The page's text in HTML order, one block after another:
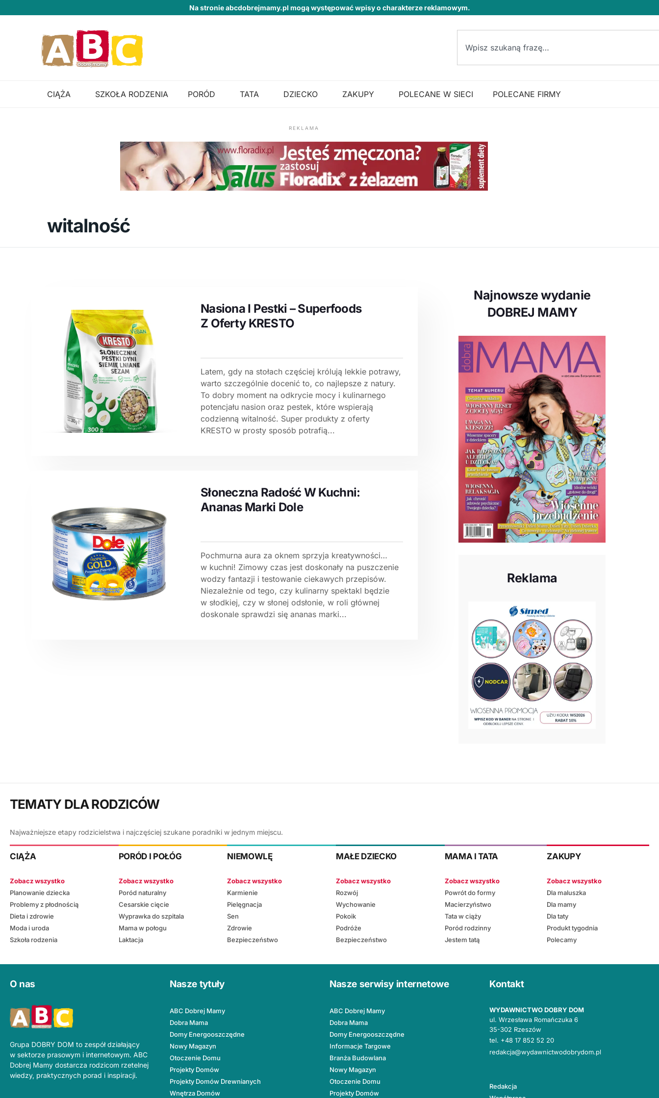
Na stronie abcdobrejmamy.pl mogą występować wpisy o charakterze reklamowym.
CIĄŻA SZKOŁA RODZENIA PORÓD TATA DZIECKO ZAKUPY POLECANE W SIECI POLECANE FIRMY
REKLAMA
witalność
Nasiona I Pestki – Superfoods
Z Oferty KRESTO
Latem, gdy na stołach częściej królują lekkie potrawy,
warto szczególnie docenić to, co najlepsze z natury.
To dobry moment na odkrycie mocy i kulinarnego
potencjału nasion oraz pestek, które wspierają
codzienną witalność. Super produkty z oferty
KRESTO w prosty sposób potrafią...
Słoneczna Radość W Kuchni:
Ananas Marki Dole
Pochmurna aura za oknem sprzyja kreatywności…
w kuchni! Zimowy czas jest doskonały na puszczenie
wodzy fantazji i testowanie ciekawych przepisów.
Niezależnie od tego, czy kulinarny spektakl będzie
w słodkiej, czy w słonej odsłonie, w roli głównej
doskonale sprawdzi się ananas marki...
Najnowsze wydanie
DOBREJ MAMY
Reklama
TEMATY DLA RODZICÓW
Najważniejsze etapy rodzicielstwa i najczęściej szukane poradniki w jednym miejscu.
CIĄŻA
Zobacz wszystko
Planowanie dziecka
Problemy z płodnością
Dieta i zdrowie
Moda i uroda
Szkoła rodzenia
PORÓD I POŁÓG
Zobacz wszystko
Poród naturalny
Cesarskie cięcie
Wyprawka do szpitala
Mama w połogu
Laktacja
NIEMOWLĘ
Zobacz wszystko
Karmienie
Pielęgnacja
Sen
Zdrowie
Bezpieczeństwo
MAŁE DZIECKO
Zobacz wszystko
Rozwój
Wychowanie
Pokoik
Podróże
Bezpieczeństwo
MAMA I TATA
Zobacz wszystko
Powrót do formy
Macierzyństwo
Tata w ciąży
Poród rodzinny
Jestem tatą
ZAKUPY
Zobacz wszystko
Dla maluszka
Dla mamy
Dla taty
Produkt tygodnia
Polecamy
O nas
Grupa DOBRY DOM to zespół działający
w sektorze prasowym i internetowym. ABC
Dobrej Mamy dostarcza rodzicom rzetelnej
wiedzy, praktycznych porad i inspiracji.
Nasze tytuły
ABC Dobrej Mamy
Dobra Mama
Domy Energooszczędne
Nowy Magazyn
Otoczenie Domu
Projekty Domów
Projekty Domów Drewnianych
Wnętrza Domów
Nasze serwisy internetowe
ABC Dobrej Mamy
Dobra Mama
Domy Energooszczędne
Informacje Targowe
Branża Budowlana
Nowy Magazyn
Otoczenie Domu
Projekty Domów
Kontakt
WYDAWNICTWO DOBRY DOM
ul. Wrzesława Romańczuka 6
35-302 Rzeszów
tel. +48 17 852 52 20
redakcja@wydawnictwodobrydom.pl
Redakcja